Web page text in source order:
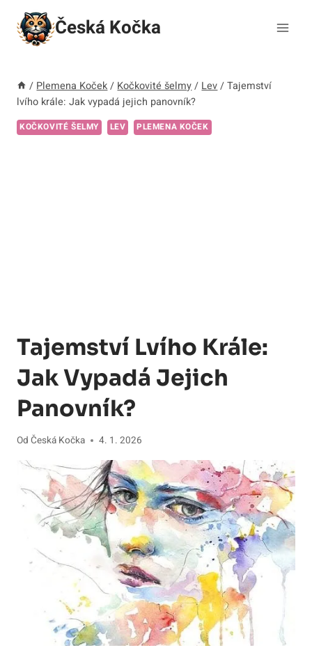
Přeskočit
obsah
Česká Kočka
/ Plemena Koček / Kočkovité šelmy / Lev / Tajemství
lvího krále: Jak vypadá jejich panovník?
KOČKOVITÉ ŠELMY LEV PLEMENA KOČEK
Tajemství Lvího Krále:
Jak Vypadá Jejich
Panovník?
Od Česká Kočka 4. 1. 2026